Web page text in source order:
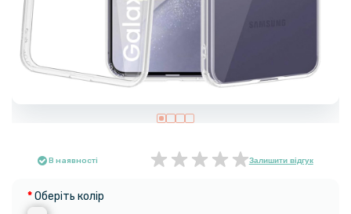
В наявності Залишити відгук
Оберіть колір